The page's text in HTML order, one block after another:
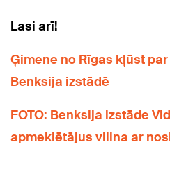
Lasi arī!
Ģimene no Rīgas kļūst
Benksija izstādē
FOTO: Benksija izstāde
apmeklētājus vilina ar